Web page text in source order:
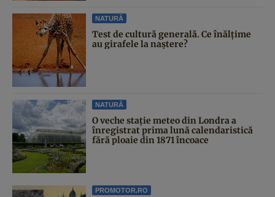
NATURĂ
Test de cultură generală. Ce înălțime
au girafele la naștere?
NATURĂ
O veche stație meteo din Londra a
înregistrat prima lună calendaristică
fără ploaie din 1871 încoace
PROMOTOR.RO